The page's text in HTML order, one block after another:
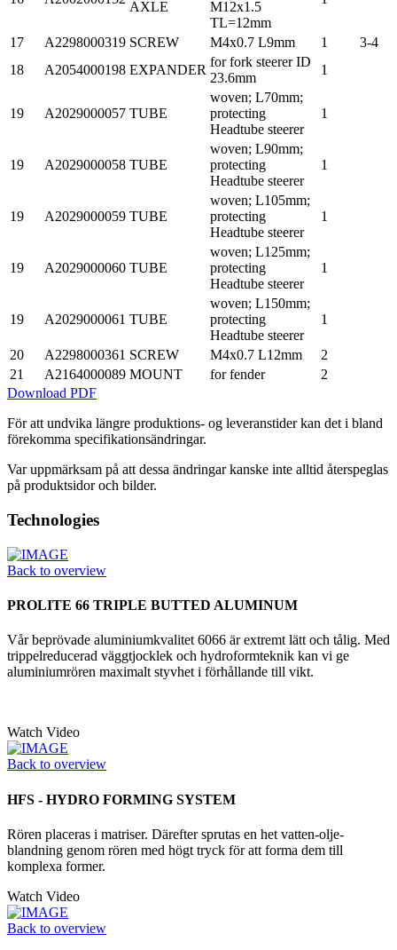
AXLE
M12x1.5
TL=12mm
17 A2298000319 SCREW M4x0.7 L9mm 1
3-4
18
A2054000198 EXPANDER
for fork steerer ID
23.6mm
1
19 A2029000057 TUBE
woven; L70mm;
protecting
Headtube steerer
1
19 A2029000058 TUBE
woven; L90mm;
protecting
Headtube steerer
1
19 A2029000059 TUBE
woven; L105mm;
protecting
Headtube steerer
1
19 A2029000060 TUBE
woven; L125mm;
protecting
Headtube steerer
1
19 A2029000061 TUBE
woven; L150mm;
protecting
Headtube steerer
1
20 A2298000361 SCREW M4x0.7 L12mm
2
21
A2164000089 MOUNT for fender
2
Download PDF
För att undvika längre produktions- og leveranstider kan det i bland
förekomma specifikationsändringar.
Var uppmärksam på att dessa ändringar kanske inte alltid återspeglas
på produktsidor och bilder.
Technologies
Back to overview
PROLITE 66 TRIPLE BUTTED ALUMINUM
Vår beprövade aluminiumkvalitet 6066 är extremt lätt och tålig. Med
trippelreducerad väggtjocklek och hydroformteknik kan vi ge
aluminiumrören maximalt styvhet i förhållande till vikt.
Watch Video
Back to overview
HFS - HYDRO FORMING SYSTEM
Rören placeras i matriser. Därefter sprutas en het vatten-olje-
blandning genom rören med högt tryck för att forma dem till
komplexa former.
Watch Video
Back to overview